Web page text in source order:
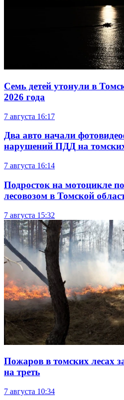
Семь детей утонули в
2026 года
7 августа 16:17
Два авто начали
нарушений ПДД на
7 августа 16:14
Подросток на мотоцикле
лесовозом в Томской
7 августа 15:32
Пожаров в томских лесах
на треть
7 августа 10:34